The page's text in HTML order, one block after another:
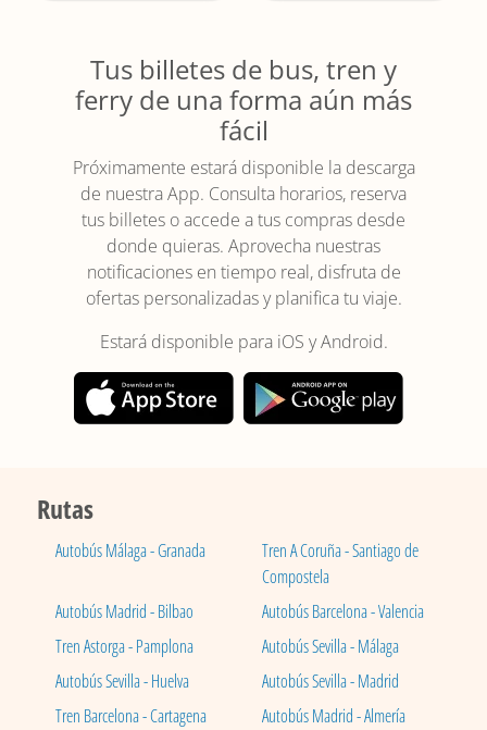
Tus billetes de bus, tren y
ferry de una forma aún más
fácil
Próximamente estará disponible la descarga
de nuestra App. Consulta horarios, reserva
tus billetes o accede a tus compras desde
donde quieras. Aprovecha nuestras
notificaciones en tiempo real, disfruta de
ofertas personalizadas y planifica tu viaje.
Estará disponible para iOS y Android.
Rutas
Autobús Málaga - Granada
Tren A Coruña - Santiago de
Compostela
Autobús Madrid - Bilbao
Autobús Barcelona - Valencia
Tren Astorga - Pamplona
Autobús Sevilla - Málaga
Autobús Sevilla - Huelva
Autobús Sevilla - Madrid
Tren Barcelona - Cartagena
Autobús Madrid - Almería